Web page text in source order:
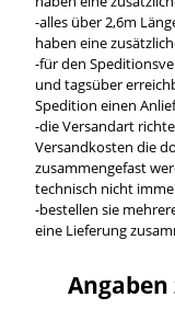
-alles über 2,6m
haben eine
-für den
und tagsüber
Spedition einen
-die Versandart
Versandkosten die
zusammengefast
technisch nicht
-bestellen sie
eine Lieferung